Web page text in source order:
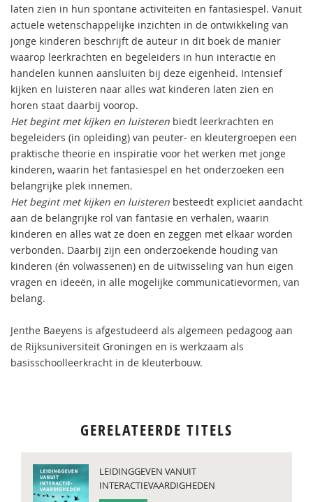
laten zien in hun spontane activiteiten en fantasiespel. Vanuit
actuele wetenschappelijke inzichten in de ontwikkeling van
jonge kinderen beschrijft de auteur in dit boek de manier
waarop leerkrachten en begeleiders in hun interactie en
handelen kunnen aansluiten bij deze eigenheid. Intensief
kijken en luisteren naar alles wat kinderen laten zien en
horen staat daarbij voorop.
Het begint met kijken en luisteren biedt leerkrachten en
begeleiders (in opleiding) van peuter- en kleutergroepen een
praktische theorie en inspiratie voor het werken met jonge
kinderen, waarin het fantasiespel en het onderzoeken een
belangrijke plek innemen.
Het begint met kijken en luisteren besteedt expliciet aandacht
aan de belangrijke rol van fantasie en verhalen, waarin
kinderen en alles wat ze doen en zeggen met elkaar worden
verbonden. Daarbij zijn een onderzoekende houding van
kinderen (én volwassenen) en de uitwisseling van hun eigen
vragen en ideeën, in alle mogelijke communicatievormen, van
belang.
Jenthe Baeyens is afgestudeerd als algemeen pedagoog aan
de Rijksuniversiteit Groningen en is werkzaam als
basisschoolleerkracht in de kleuterbouw.
GERELATEERDE TITELS
LEIDINGGEVEN VANUIT
INTERACTIEVAARDIGHEDEN